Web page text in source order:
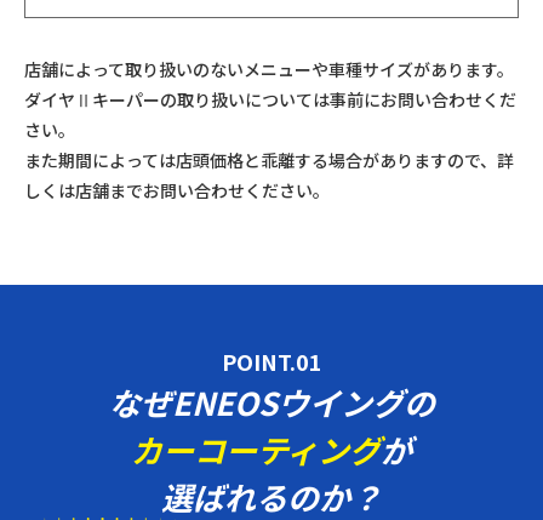
店舗によって取り扱いのないメニューや車種サイズがあります。
ダイヤⅡキーパーの取り扱いについては事前にお問い合わせくだ
さい。
また期間によっては店頭価格と乖離する場合がありますので、詳
しくは店舗までお問い合わせください。
POINT.01
なぜENEOSウイングの
カーコーティングが
選ばれるのか？